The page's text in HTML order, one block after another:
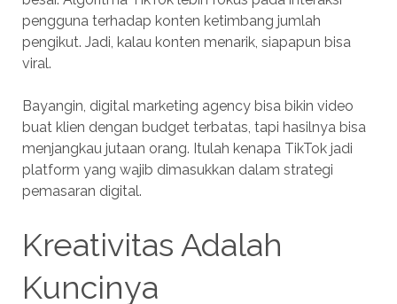
pengguna terhadap konten ketimbang jumlah
pengikut. Jadi, kalau konten menarik, siapapun bisa
viral.
Bayangin, digital marketing agency bisa bikin video
buat klien dengan budget terbatas, tapi hasilnya bisa
menjangkau jutaan orang. Itulah kenapa TikTok jadi
platform yang wajib dimasukkan dalam strategi
pemasaran digital.
Kreativitas Adalah
Kuncinya